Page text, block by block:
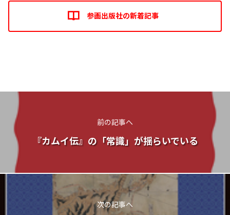
参画出版社の新着記事
前の記事へ
『カムイ伝』の「常識」が揺らいでいる
次の記事へ